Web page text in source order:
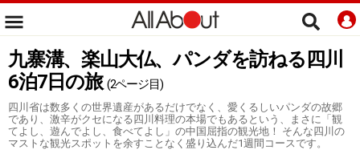
九寨溝、楽山大仏、パンダを訪ねる四川
6泊7日の旅 (2ページ目)
四川省は数多くの世界遺産があるだけでなく、愛くるしいパンダの故郷
であり、激辛がクセになる四川料理の本場でもあるという、まさに「観
てよし、遊んでよし、食べてよし」の中国屈指の観光地！ そんな四川の
マストな観光スポットを余すことなく盛り込んだ1週間コースです。